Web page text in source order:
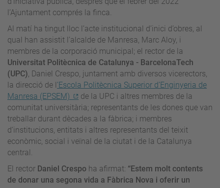
l’Ajuntament comprés la finca.
Al matí ha tingut lloc l’acte institucional d’inici d’obres, al
qual han assistit l’alcalde de Manresa, Marc Aloy, i
membres de la corporació municipal; el rector de la
Universitat Politècnica de Catalunya - BarcelonaTech
(UPC), Daniel Crespo, juntament amb diversos vicerectors,
la direcció de l ’Escola Politècnica Superior d’Enginyeria de
Manresa (EPSEM)
de la UPC i altres membres de la
comunitat universitària; representants de les dones que van
treballar durant dècades a la fàbrica; i membres
d’institucions, entitats i altres representants del teixit
econòmic, social i veïnal de la ciutat i de la Catalunya
central.
El rector Daniel Crespo ha afirmat: “Estem molt contents
de donar una segona vida a Fàbrica Nova i oferir un